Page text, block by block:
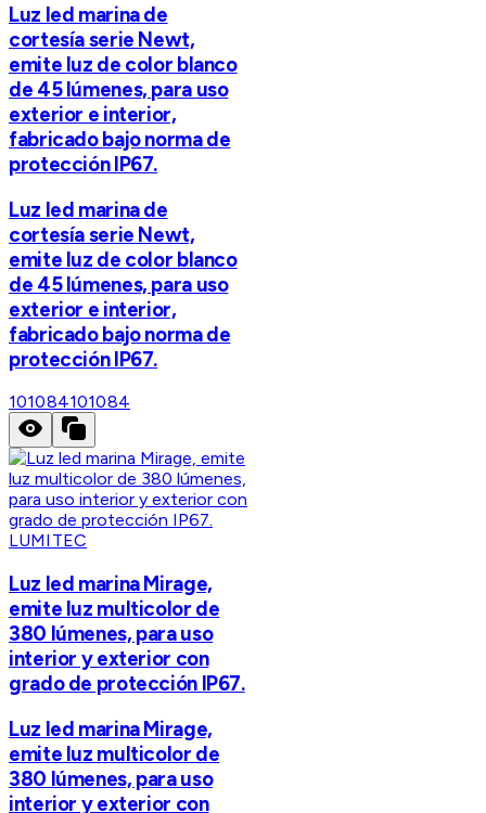
Luz led marina de
cortesía serie Newt,
emite luz de color blanco
de 45 lúmenes, para uso
exterior e interior,
fabricado bajo norma de
protección IP67.
Luz led marina de
cortesía serie Newt,
emite luz de color blanco
de 45 lúmenes, para uso
exterior e interior,
fabricado bajo norma de
protección IP67.
101084101084
LUMITEC
Luz led marina Mirage,
emite luz multicolor de
380 lúmenes, para uso
interior y exterior con
grado de protección IP67.
Luz led marina Mirage,
emite luz multicolor de
380 lúmenes, para uso
interior y exterior con